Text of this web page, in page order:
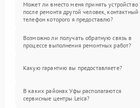
Может ли вместо меня принять устройство
после ремонта другой человек, контактный
телефон которого я предоставлю?
Возможно ли получать обратную связь в
процессе выполнения ремонтных работ?
Какую гарантию вы предоставляете?
В каких районах Уфы располагаются
сервисные центры Leica?